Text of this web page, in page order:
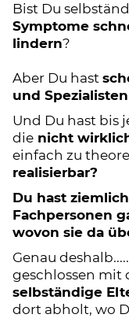
Bist Du
Symptome
lindern?
Aber Du hast
und Spezialisten
Und Du hast bis
die nicht
einfach zu
realisierbar?
Du hast
Fachpersonen
wovon sie da
Genau deshalb..... habe ich diese Lücke für Dich
geschlossen mit
selbständige
dort abholt, wo